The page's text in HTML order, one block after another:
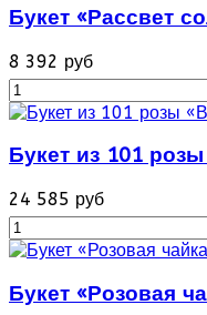
Букет «Рассвет
8 392 руб
Букет из 101
24 585 руб
Букет «Розовая